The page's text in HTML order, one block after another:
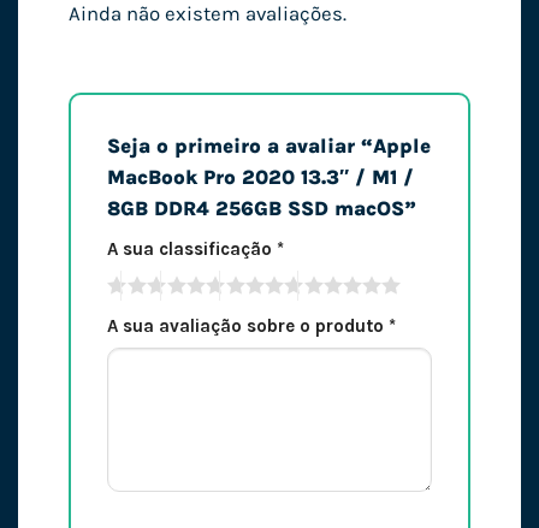
Ainda não existem avaliações.
Seja o primeiro a avaliar “Apple
MacBook Pro 2020 13.3″ / M1 /
8GB DDR4 256GB SSD macOS”
A sua classificação *
A sua avaliação sobre o produto *